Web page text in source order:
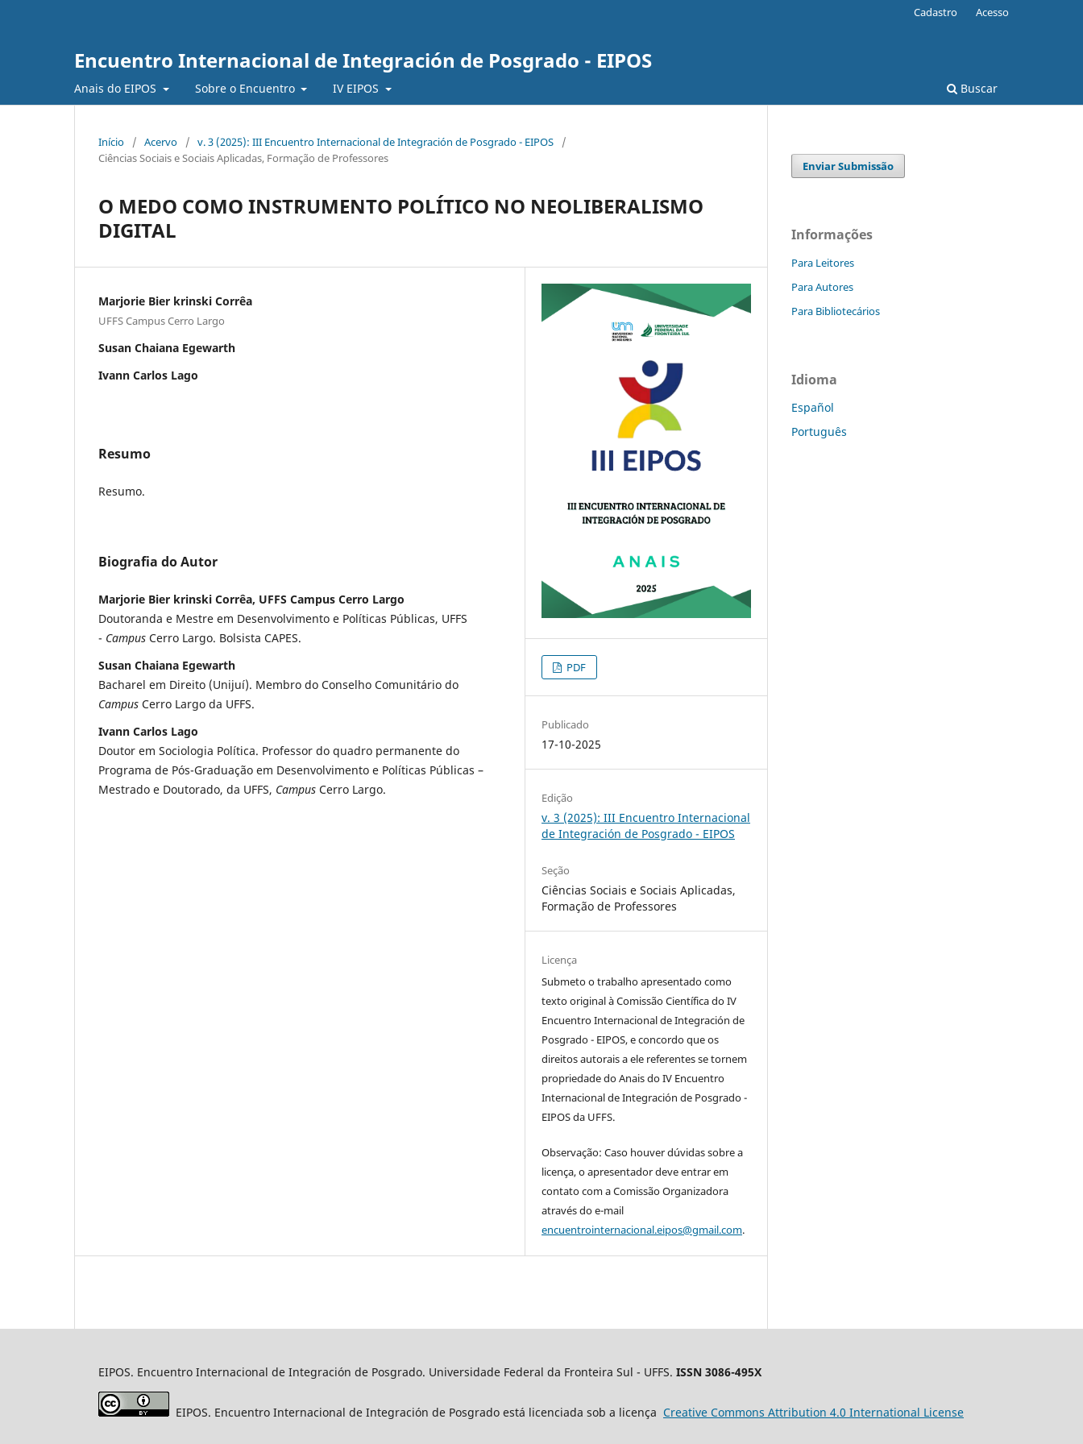
Encuentro Internacional de Integración de Posgrado - EIPOS
Anais do EIPOS Sobre o Encuentro IV EIPOS Buscar
Cadastro Acesso
Início / Acervo / v. 3 (2025): III Encuentro Internacional de Integración de Posgrado - EIPOS
/
Ciências Sociais e Sociais Aplicadas, Formação de Professores
O MEDO COMO INSTRUMENTO POLÍTICO NO NEOLIBERALISMO
DIGITAL
Marjorie Bier krinski Corrêa
UFFS Campus Cerro Largo
Susan Chaiana Egewarth
Ivann Carlos Lago
Resumo
Resumo.
Biografia do Autor
Marjorie Bier krinski Corrêa, UFFS Campus Cerro Largo
Doutoranda e Mestre em Desenvolvimento e Políticas Públicas, UFFS
- Campus Cerro Largo. Bolsista CAPES.
Susan Chaiana Egewarth
Bacharel em Direito (Unijuí). Membro do Conselho Comunitário do
Campus Cerro Largo da UFFS.
Ivann Carlos Lago
Doutor em Sociologia Política. Professor do quadro permanente do
Programa de Pós-Graduação em Desenvolvimento e Políticas Públicas –
Mestrado e Doutorado, da UFFS, Campus Cerro Largo.
PDF
Publicado
17-10-2025
Edição
v. 3 (2025): III Encuentro Internacional
de Integración de Posgrado - EIPOS
Seção
Ciências Sociais e Sociais Aplicadas,
Formação de Professores
Licença
Submeto o trabalho apresentado como
texto original à Comissão Científica do IV
Encuentro Internacional de Integración de
Posgrado - EIPOS, e concordo que os
direitos autorais a ele referentes se tornem
propriedade do Anais do IV Encuentro
Internacional de Integración de Posgrado -
EIPOS da UFFS.
Observação: Caso houver dúvidas sobre a
licença, o apresentador deve entrar em
contato com a Comissão Organizadora
através do e-mail
encuentrointernacional.eipos@gmail.com.
Enviar Submissão
Informações
Para Leitores
Para Autores
Para Bibliotecários
Idioma
Español
Português
EIPOS. Encuentro Internacional de Integración de Posgrado. Universidade Federal da Fronteira Sul - UFFS. ISSN 3086-495X
EIPOS. Encuentro Internacional de Integración de Posgrado está licenciada sob a licença Creative Commons Attribution 4.0 International License